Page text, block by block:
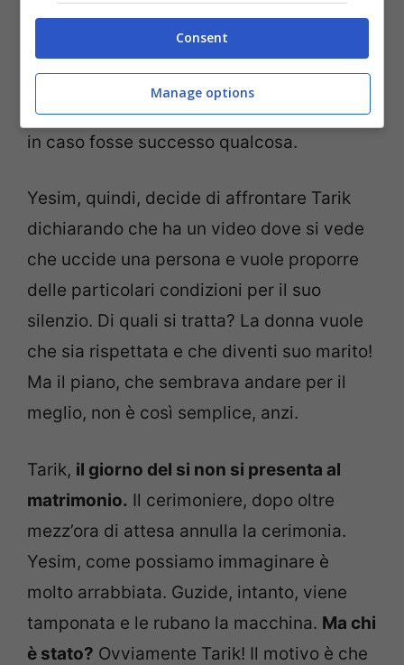
video. La madre di Oyku, quindi, per
chiude nella cassetta di sicurezza dando la
chiave aGuzide. Solamente lei può aprirla
in caso fosse successo qualcosa.
Yesim, quindi, decide di affrontare Tarik
dichiarando che ha un video dove si vede
che uccide una persona e vuole proporre
delle particolari condizioni per il suo
silenzio. Di quali si tratta? La donna vuole
che sia rispettata e che diventi suo marito!
Ma il piano, che sembrava andare per il
meglio, non è così semplice, anzi.
Tarik, il giorno del si non si presenta al
matrimonio. Il cerimoniere, dopo oltre
mezz’ora di attesa annulla la cerimonia.
Yesim, come possiamo immaginare è
molto arrabbiata. Guzide, intanto, viene
tamponata e le rubano la macchina. Ma chi
è stato? Ovviamente Tarik! Il motivo è che
Consent
Manage options